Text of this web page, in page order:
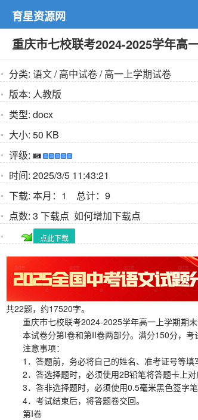
育星资源网
重庆市七校联考2024-2025学年高
分类: 语文/高中试卷/高一上学期试卷
版本: 人教版
类型: docx
大小: 50 KB
评级:
时间: 2025/3/5 11:43:21
下载: 本月：1 总计：9
点数: 3 下载点 如何增加下载点
点此下载
共22题，约17520字。
重庆市七校联考2024-2025学年高一上学期期
本试卷分第I卷和第II卷两部分。满分150分，考
注意事项：
1．答题前，务必将自己的姓名、准考证号等填
2．答选择题时，必须使用2B铅笔将答题卡上对
3．答非选择题时，必须使用0.5毫米黑色签字笔
4．考试结束后，将答题卷交回。
第I卷